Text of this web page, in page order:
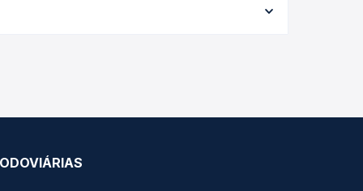
e garante a melhor oferta para o seu roteiro.